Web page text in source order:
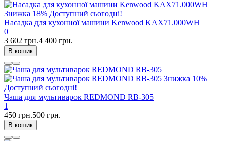
Знижка 18% Доступний сьогодні!
Насадка для кухонної машини Kenwood KAX71.000WH
0
3 602 грн.4 400 грн.
В кошик
Знижка 10%
Доступний сьогодні!
Чаша для мультиварок REDMOND RB-305
1
450 грн.500 грн.
В кошик